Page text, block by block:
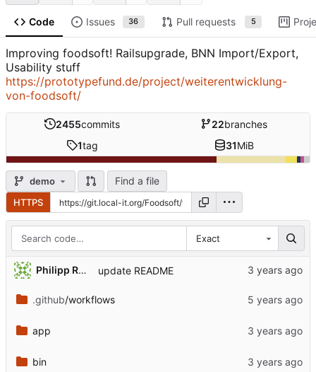
Code Issues 36 Pull requests 5
Improving foodsoft! Railsupgrade, BNN Import/Export,
Usability stuff
https://prototypefund.de/project/weiterentwicklung-
von-foodsoft/
2455commits 22branches
1tag 31MiB
demo Find a file
HTTPS
Exact
Philipp Rothmann update README
.github/workflows
app
bin